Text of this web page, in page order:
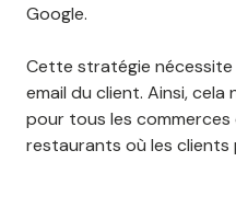
Google.
Cette stratégie nécessite
email du client. Ainsi, cela
pour tous les
restaurants où les clients